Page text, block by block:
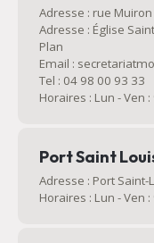
Adresse : rue Muiron
Adresse : Église
Plan
Email :
Tel : 04 98 00 93 33
Horaires : Lun - Ven
Port Saint
Adresse : Port
Horaires : Lun - Ven